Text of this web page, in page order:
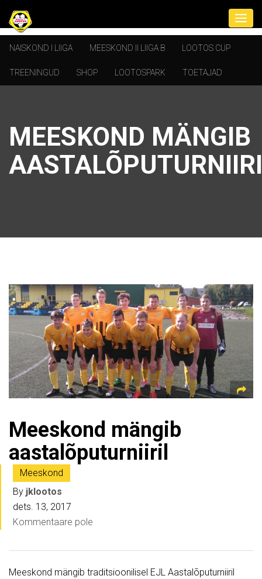
NAISKOND I LIIGA MEESKOND II LIIGA B LOOTOS CUP
TREENINGUD SHOP LOOTOSPARK TOETAJAD
MEESKOND MÄNGIB
Meeskond mängib
aastalõputurniiril
Meeskond
By jklootos
dets. 13, 2017
Kommentaare pole
Meeskond mängib traditsioonilisel EJL Aastalõputurniiril